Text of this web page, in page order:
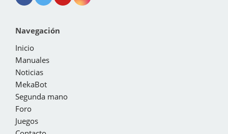
Navegación
Inicio
Manuales
Noticias
MekaBot
Segunda mano
Foro
Juegos